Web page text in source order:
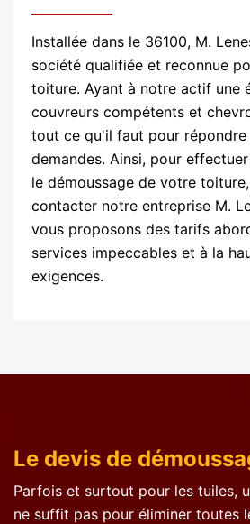
Installée dans le 36100, M.
société qualifiée et reconnue
toiture. Ayant à notre actif une
couvreurs compétents et
tout ce qu'il faut pour
demandes. Ainsi, pour
le démoussage de votre
contacter notre entreprise M.
vous proposons des tarifs
services impeccables et à la
exigences.
Le devis de
Parfois et surtout pour les tuiles,
ne suffit pas pour éliminer toutes